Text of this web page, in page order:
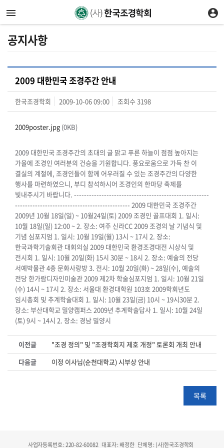
공지사항
2009 대한민국 조경주간 안내
한국조경학회 2009-10-06 09:00 조회수 3198
2009poster.jpg (0KB)
2009 대한민국 조경주간의 초대의 글 맑고 푸른 하늘이 점점 높아지는
가을에 조경인 여러분의 건승을 기원합니다. 풍요로움으로 가득 찬 이
결실의 계절에, 조경인들이 함께 어우러질 수 있는 조경주간의 다양한
행사를 마련하였으니, 부디 참석하시어 조경인의 한마당 축제를
빛내주시기 바랍니다. ------------------------------------------------------
---------------------------------------------- 2009 대한민국 조경주간
2009년 10월 18일(일) ~ 10월24일(토) 2009 조경인 골프대회 1. 일시:
10월 18일(일) 12:00 ~ 2. 장소: 여주 신라CC 2009 조경의 날 기념식 및
기념 심포지엄 1. 일시: 10월 19일(월) 13시 ~ 17시 2. 장소:
한국과학기술회관 대회의실 2009 대한민국 환경조경대전 시상식 및
전시회 1. 일시: 10월 20일(화) 15시 30분 ~ 18시 2. 장소: 예술의 전당
서예박물관 4층 문화사랑방 3. 전시: 10월 20일(화) ~ 28일(수), 예술의
전당 한가람디자인미술관 2009 제2차 학술심포지엄 1. 일시: 10월 21일
(수) 14시 ~ 17시 2. 장소: 서울대 환경대학원 103호 2009학회년도
임시총회 및 추계학술대회 1. 일시: 10월 23일(금) 10시 ~ 19시30분 2.
장소: 부산대학교 밀양캠퍼스 2009년 추계학술답사 1. 일시: 10월 24일
(토) 9시 ~ 14시 2. 장소: 경남 밀양시
이전글
"조경 정의" 및 "조경학회지 제호 개정" 토론회 개최 안내
다음글
이정 이사님(순천대학교) 시부상 안내
목록
사업자등록번호 : 220-82-60082 대표자 : 배정한 단체명 : (사)한국조경학회